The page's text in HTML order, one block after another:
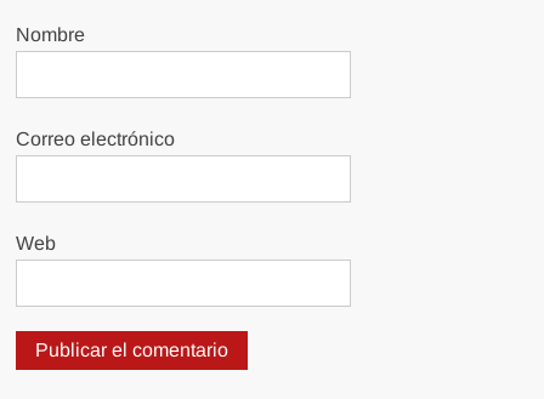
Nombre
Correo electrónico
Web